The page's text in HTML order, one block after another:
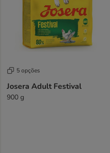
5 opções
Josera Adult Festival
900 g